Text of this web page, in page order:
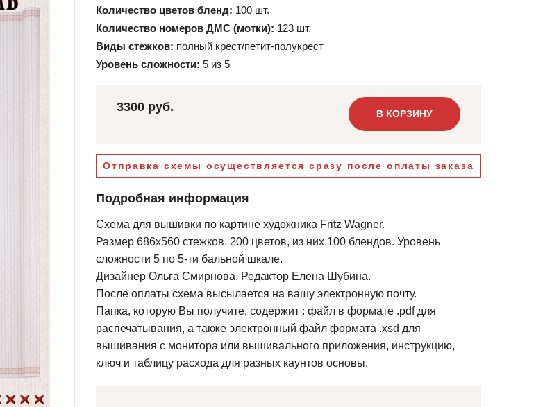
Количество цветов бленд: 100 шт.
Количество номеров ДМС (мотки): 123 шт.
Виды стежков: полный крест/петит-полукрест
Уровень сложности: 5 из 5
3300 руб. В КОРЗИНУ
Отправка схемы осуществляется сразу после оплаты заказа
Подробная информация
Схема для вышивки по картине художника Fritz Wagner.
Размер 686х560 стежков. 200 цветов, из них 100 блендов. Уровень
сложности 5 по 5-ти бальной шкале.
Дизайнер Ольга Смирнова. Редактор Елена Шубина.
После оплаты схема высылается на вашу электронную почту.
Папка, которую Вы получите, содержит : файл в формате .pdf для
распечатывания, а также электронный файл формата .xsd для
вышивания с монитора или вышивального приложения, инструкцию,
ключ и таблицу расхода для разных каунтов основы.